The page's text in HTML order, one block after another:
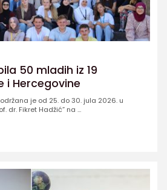
50 mladih iz 19
i Hercegovine
održana je od 25. do 30. jula 2026. u
dr. Fikret Hadžić” na ...